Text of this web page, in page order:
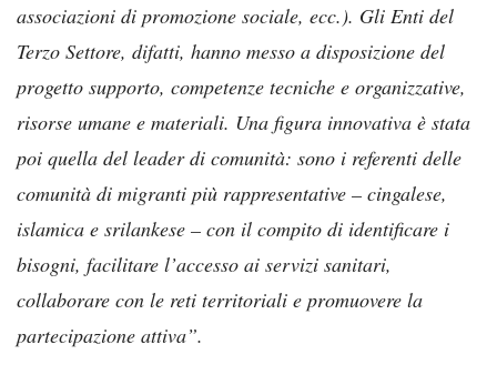
associazioni di promozione sociale, ecc.). Gli Enti del
Terzo Settore, difatti, hanno messo a disposizione del
progetto supporto, competenze tecniche e organizzative,
risorse umane e materiali. Una figura innovativa è stata
poi quella del leader di comunità: sono i referenti delle
comunità di migranti più rappresentative – cingalese,
islamica e srilankese – con il compito di identificare i
bisogni, facilitare l’accesso ai servizi sanitari,
collaborare con le reti territoriali e promuovere la
partecipazione attiva”.